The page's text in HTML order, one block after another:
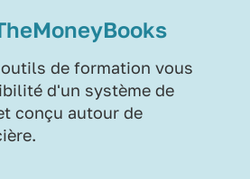
de formation vous
d'un système de
conçu autour de